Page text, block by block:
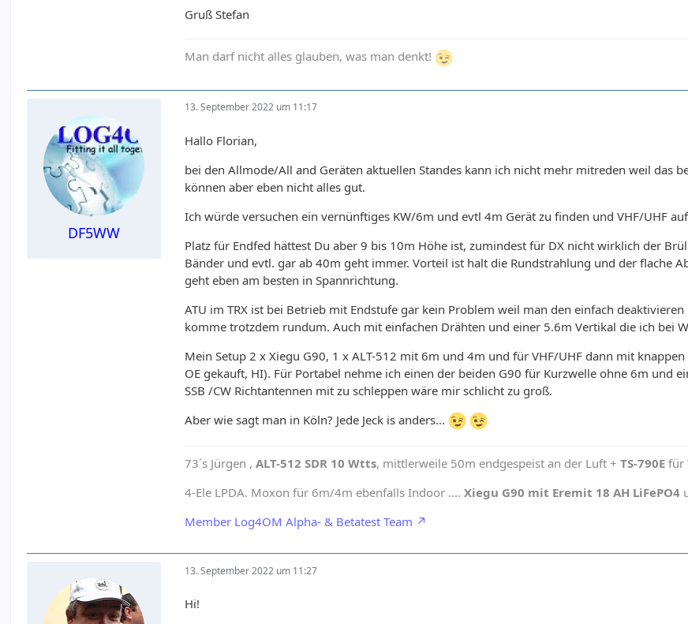
Gruß Stefan
Man darf nicht alles glauben, was man denkt!
DF5WW
13. September 2022 um 11:17
Hallo Florian,
bei den Allmode/All and Geräten aktuellen Standes kann ich nicht mehr mitreden weil das
können aber eben nicht alles gut.
Ich würde versuchen ein vernünftiges KW/6m und evtl 4m Gerät zu finden und VHF/UHF
Platz für Endfed hättest Du aber 9 bis 10m Höhe ist, zumindest für DX nicht wirklich der
Bänder und evtl. gar ab 40m geht immer. Vorteil ist halt die Rundstrahlung und der flache
geht eben am besten in Spannrichtung.
ATU im TRX ist bei Betrieb mit Endstufe gar kein Problem weil man den einfach
komme trotzdem rundum. Auch mit einfachen Drähten und einer 5.6m Vertikal die ich bei
Mein Setup 2 x Xiegu G90, 1 x ALT-512 mit 6m und 4m und für VHF/UHF dann mit
OE gekauft, HI). Für Portabel nehme ich einen der beiden G90 für Kurzwelle ohne 6m und
SSB /CW Richtantennen mit zu schleppen wäre mir schlicht zu groß.
Aber wie sagt man in Köln? Jede Jeck is anders...
73´s Jürgen ,ALT-512 SDR 10 Wtts, mittlerweile 50m endgespeist an der Luft +TS-790E für
4-Ele LPDA. Moxon für 6m/4m ebenfalls Indoor ....Xiegu G90 mit Eremit 18 AH LiFePO4
Member Log4OM Alpha- & Betatest Team
13. September 2022 um 11:27
Hi!